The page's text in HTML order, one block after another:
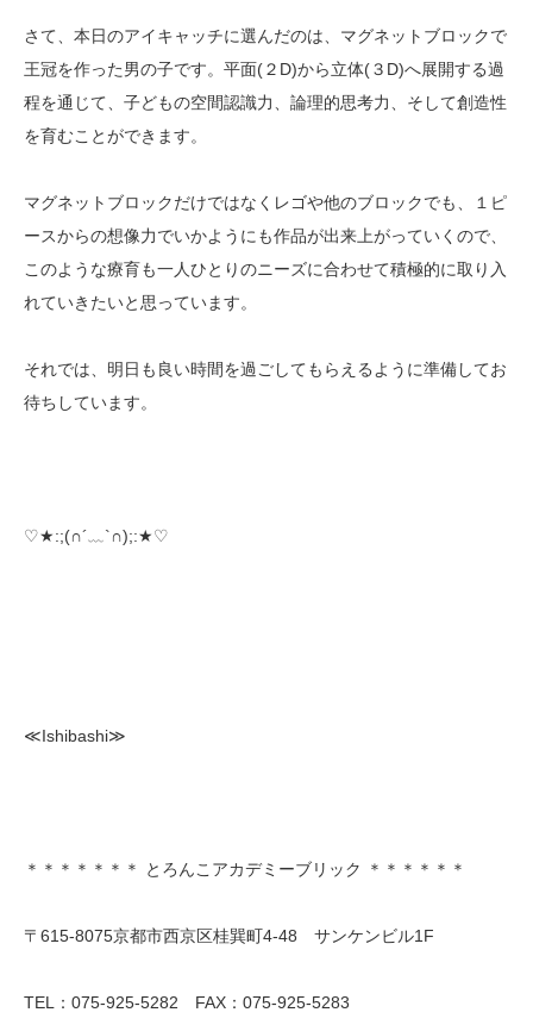
さて、本日のアイキャッチに選んだのは、マグネットブロックで
王冠を作った男の子です。平面(２D)から立体(３D)へ展開する過
程を通じて、子どもの空間認識力、論理的思考力、そして創造性
を育むことができます。
マグネットブロックだけではなくレゴや他のブロックでも、１ピ
ースからの想像力でいかようにも作品が出来上がっていくので、
このような療育も一人ひとりのニーズに合わせて積極的に取り入
れていきたいと思っています。
それでは、明日も良い時間を過ごしてもらえるように準備してお
待ちしています。
♡★:;(∩´﹏`∩);:★♡
≪Ishibashi≫
＊＊＊＊＊＊＊ とろんこアカデミーブリック ＊＊＊＊＊＊
〒615-8075京都市西京区桂巽町4-48 サンケンビル1F
TEL：075-925-5282 FAX：075-925-5283